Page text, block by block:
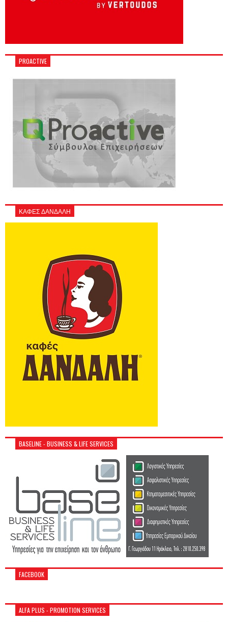
PROACTIVE
ΚΑΦΕΣ ΔΑΝΔΑΛΗ
BASELINE - BUSINESS & LIFE SERVICES
FACEBOOK
ALFA PLUS - PROMOTION SERVICES